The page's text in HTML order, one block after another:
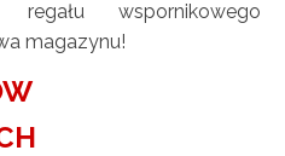
wspornikowego
magazynu!